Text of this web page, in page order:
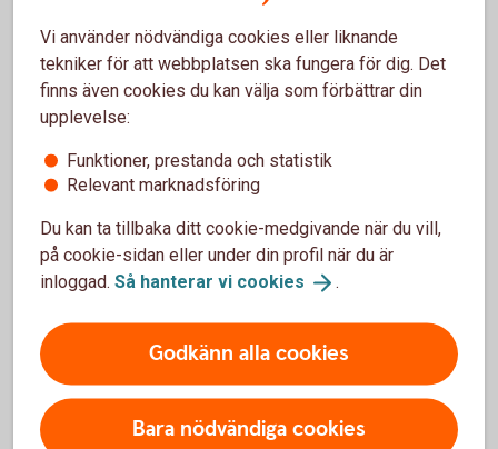
Piteå
Magnus
Lindvall
0911 -
23 14
Piteå Monica Eklund
0911 -
41
Piteå
Niklas
0911 -
62
Piteå Stefan Rehult
0911 -
20
Vi använder nödvändiga cookies eller liknande
tekniker för att webbplatsen ska fungera för dig. Det
finns även cookies du kan välja som förbättrar din
upplevelse:
Funktioner, prestanda och statistik
Relevant marknadsföring
Du kan ta tillbaka ditt cookie-medgivande när du vill,
på cookie-sidan eller under din profil när du är
inloggad. Så hanterar vi cookies .
Godkänn alla cookies
Bara nödvändiga cookies